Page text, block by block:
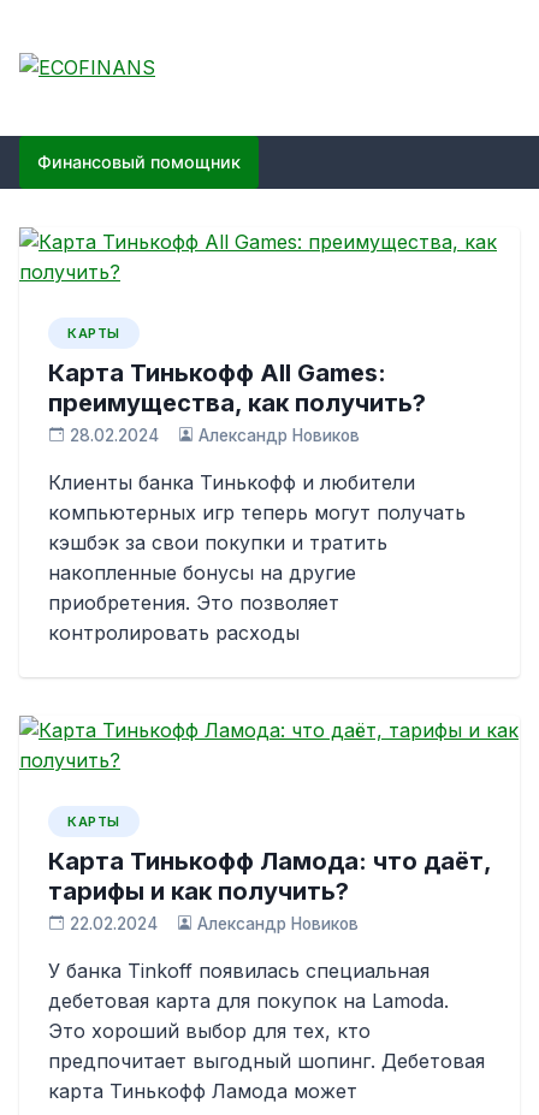
content
ECOFINANS
Финансовый помощник
КАРТЫ
Карта Тинькофф All Games:
преимущества, как получить?
28.02.2024 Александр Новиков
Клиенты банка Тинькофф и любители
компьютерных игр теперь могут получать
кэшбэк за свои покупки и тратить
накопленные бонусы на другие
приобретения. Это позволяет
контролировать расходы
КАРТЫ
Карта Тинькофф Ламода: что даёт,
тарифы и как получить?
22.02.2024 Александр Новиков
У банка Tinkoff появилась специальная
дебетовая карта для покупок на Lamoda.
Это хороший выбор для тех, кто
предпочитает выгодный шопинг. Дебетовая
карта Тинькофф Ламода может